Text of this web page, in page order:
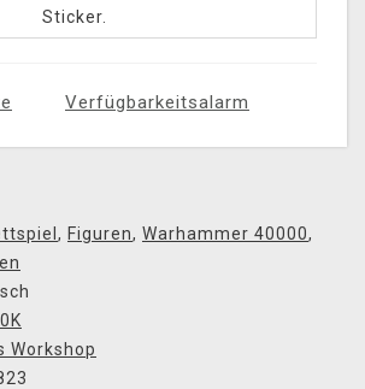
Sticker.
Verfügbarkeitsalarm
, Figuren, Warhammer 40000,
Workshop